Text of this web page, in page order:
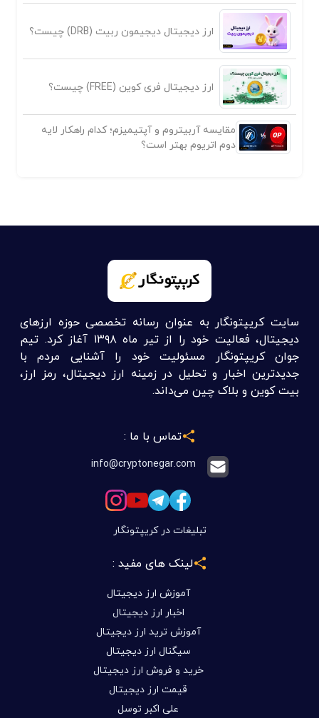
ارز دیجیتال دیجیمون ربیت (DRB) چیست؟
ارز دیجیتال فری کوین (FREE) چیست؟
مقایسه آربیتروم و آپتیمیزم؛ کدام راهکار لایه
دوم اتریوم بهتر است؟
سایت کریپتونگار به عنوان رسانه تخصصی حوزه ارزهای
دیجیتال، فعالیت خود را از تیر ماه ۱۳۹۸ آغاز کرد. تیم
جوان کریپتونگار مسئولیت خود را آشنایی مردم با
جدیدترین اخبار و تحلیل در زمینه ارز دیجیتال، رمز ارز،
بیت کوین و بلاک چین می‌داند.
تماس با ما :
info@cryptonegar.com
تبلیغات در کریپتونگار
لینک های مفید :
آموزش ارز دیجیتال
اخبار ارز دیجیتال
آموزش ترید ارز دیجیتال
سیگنال ارز دیجیتال
خرید و فروش ارز دیجیتال
قیمت ارز دیجیتال
علی اکبر توسل